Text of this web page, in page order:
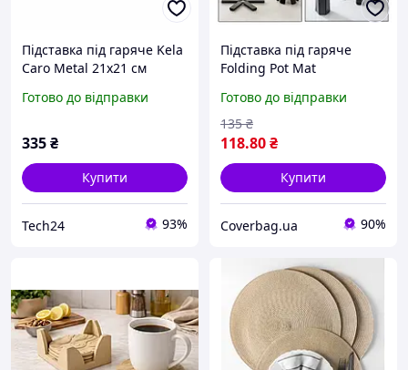
Підставка під гаряче Kela
Caro Metal 21х21 см
Готово до відправки
335₴
Купити
Tech24 93%
Підставка під гаряче
Folding Pot Mat
Готово до відправки
118.80₴
135 ₴
Купити
Coverbag.ua 90%